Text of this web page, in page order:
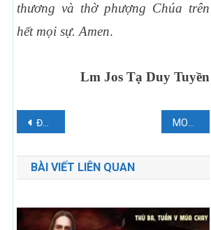
thương và thờ phượng Chúa trên
hết mọi sự. Amen.
Lm Jos Tạ Duy Tuyền
Điều
hướng
bài
viết
ĐỨC MARIA TRONG ÂM NHẠC MONG
BÀI VIẾT LIÊN QUAN